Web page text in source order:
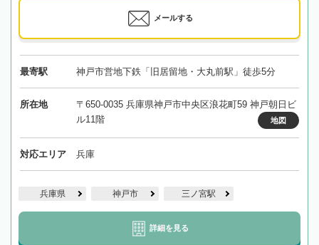
メールする
最寄駅 神戸市営地下鉄「旧居留地・大丸前駅」徒歩5分
所在地
〒650-0035 兵庫県神戸市中央区浪花町59 神戸朝日ビ
ル11階
地図
対応エリア 兵庫
兵庫県 神戸市 三ノ宮駅
詳細を見る